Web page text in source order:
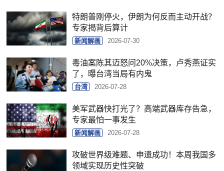
特朗普刚停火，伊朗为何反而主动开战？
专家揭背后算计
新闻解画 2026-07-30
毒油案陈其迈怒问20%决策，卢秀燕证实
了，曝台湾当局有内鬼
台湾 2026-07-28
美军武器快打光了？高端武器库存告急，
专家最怕一事发生
新闻解画 2026-07-28
攻破世界级难题、申遗成功！本周我国多
领域实现历史性突破